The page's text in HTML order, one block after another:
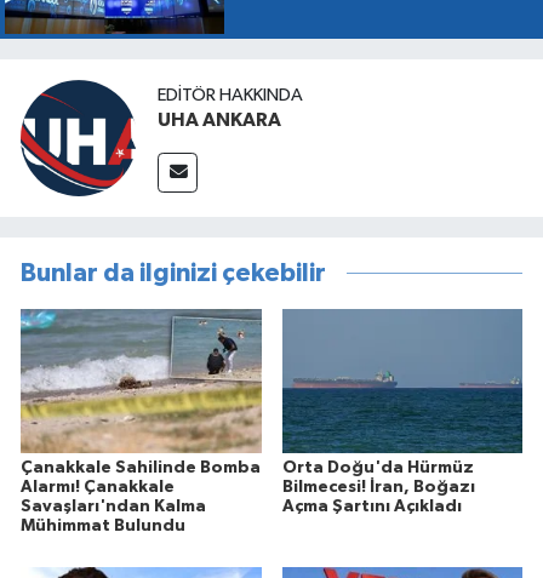
EDITÖR HAKKINDA
UHA ANKARA
Bunlar da ilginizi çekebilir
Çanakkale Sahilinde Bomba
Alarmı! Çanakkale
Savaşları'ndan Kalma
Mühimmat Bulundu
Orta Doğu'da Hürmüz
Bilmecesi! İran, Boğazı
Açma Şartını Açıkladı